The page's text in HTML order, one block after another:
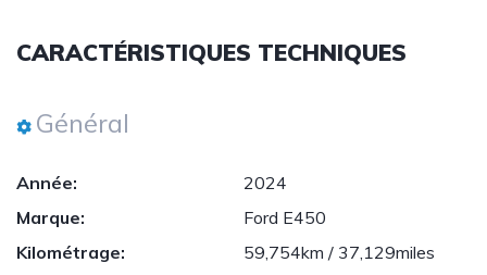
CARACTÉRISTIQUES TECHNIQUES
Général
Année:
2024
Marque:
Ford E450
Kilométrage:
59,754km / 37,129miles